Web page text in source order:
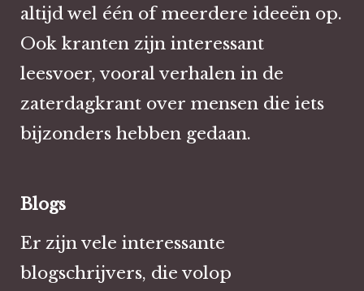
altijd wel één of meerdere ideeën op.
Ook kranten zijn interessant
leesvoer, vooral verhalen in de
zaterdagkrant over mensen die iets
bijzonders hebben gedaan.
Blogs
Er zijn vele interessante
blogschrijvers, die volop